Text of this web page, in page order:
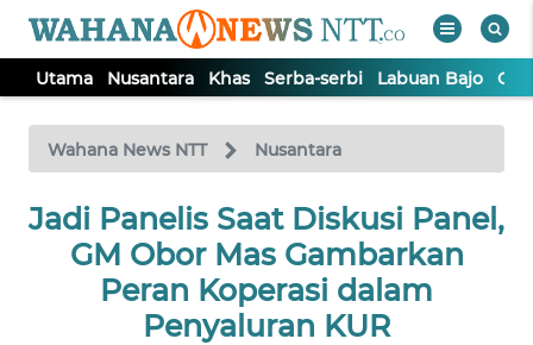
Utama Nusantara Khas Serba-serbi Labuan Bajo
Wahana News NTT Nusantara
Jadi Panelis Saat Diskusi Panel,
GM Obor Mas Gambarkan
Peran Koperasi dalam
Penyaluran KUR
TV
Tutup
UTAMA
NUSANTARA